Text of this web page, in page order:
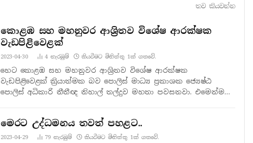
තව කියවන්​න
කොළඹ සහ මහනුවර ආශ්‍රිතව විශේෂ ආරක්ෂක
වැඩපිළිවෙළක්
2023-04-30 4නැරඹු​ම් කියවීමට මිනිත්තු 1ක් ගතවේ.
හෙට කොළඹ සහ මහනුවර ආශ්‍රිතව විශේෂ ආරක්ෂක
වැඩපිළිවෙළක් ක්‍රියාත්මක බව පොලිස් මාධ්‍ය ප්‍රකාශක ජ්‍යෙෂ්ඨ
පොලිස් අධිකාරි නීතීඥ නිහාල් තල්දුව මහතා පවසනවා. එමෙන්ම
මෙරට උද්ධමනය තවත් පහළට..
2023-04-29 79නැරඹු​ම් කියවීමට මිනිත්තු 1ක් ගතවේ.